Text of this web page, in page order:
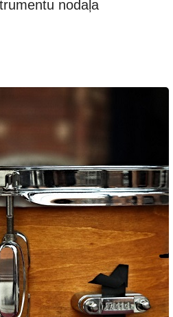
nodaļa